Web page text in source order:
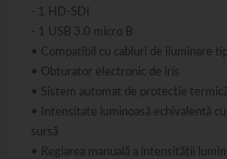
- 1 HD-SDI
- 1 USB 3.0 micro B
• Compatibil cu cabluri de iluminare
• Obturator electronic de iris
• Sistem automat de protecție termică
• Intensitate luminoasă echivalentă
sursă
• Reglarea manuală a intensității